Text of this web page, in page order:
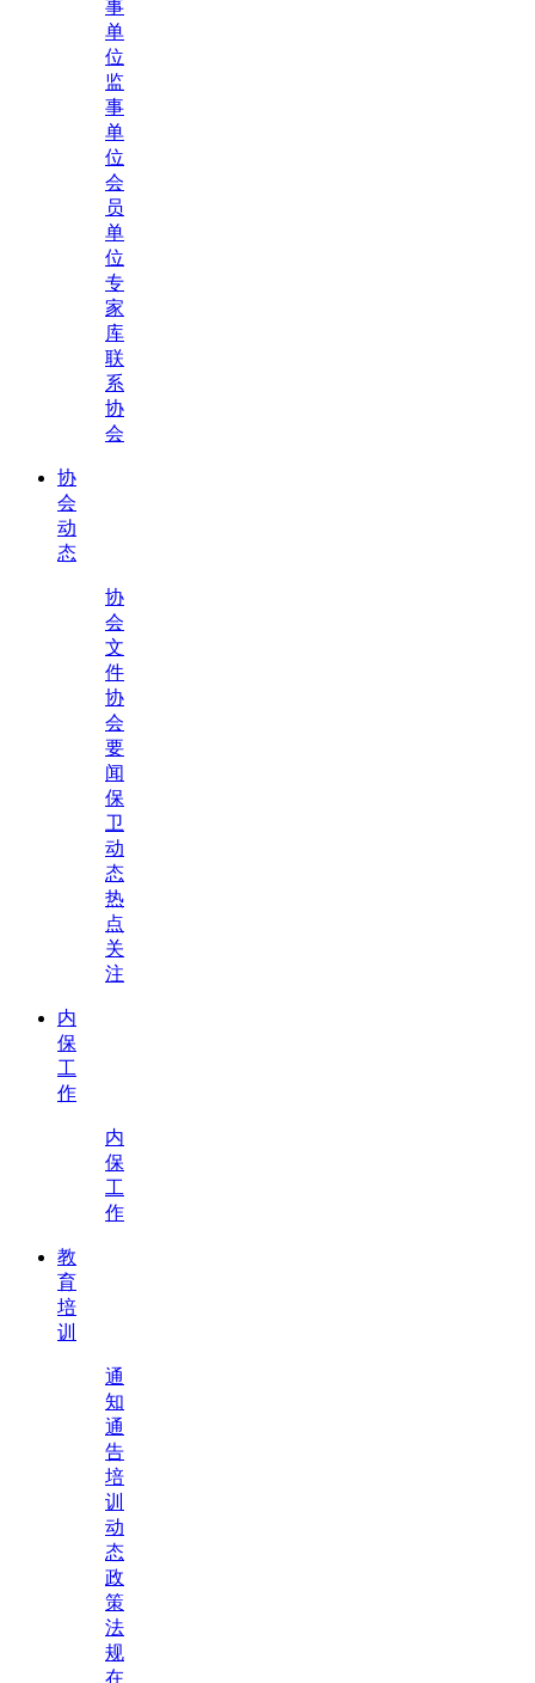
事
单
位
监
事
单
位
会
员
单
位
专
家
库
联
系
协
会
协
会
动
态
协
会
文
件
协
会
要
闻
保
卫
动
态
热
点
关
注
内
保
工
作
内
保
工
作
教
育
培
训
通
知
通
告
培
训
动
态
政
策
法
规
在